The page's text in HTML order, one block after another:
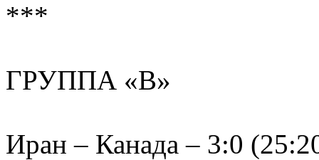
***
ГРУППА «В»
Иран – Канада – 3:0